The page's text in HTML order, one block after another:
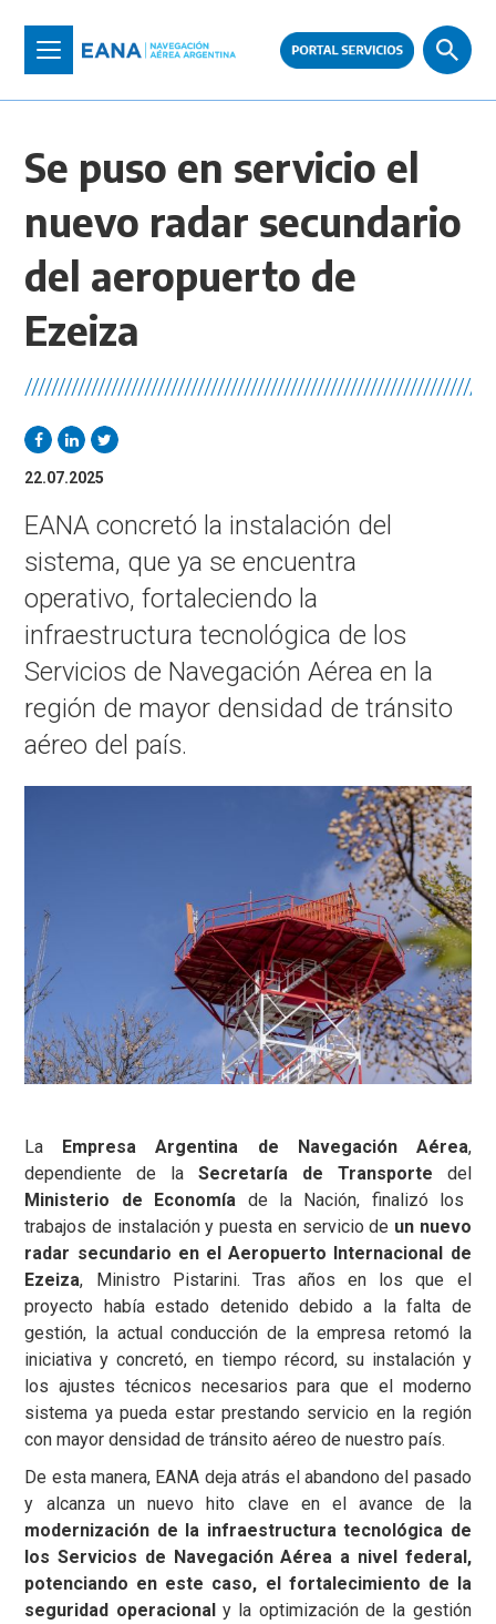
contenido
Toggle
navigation
Se puso en servicio el
nuevo radar secundario
del aeropuerto de
Ezeiza
22.07.2025
EANA concretó la instalación del
sistema, que ya se encuentra
operativo, fortaleciendo la
infraestructura tecnológica de los
Servicios de Navegación Aérea en la
región de mayor densidad de tránsito
aéreo del país.
La Empresa Argentina de Navegación Aérea,
dependiente de la Secretaría de Transporte del
Ministerio de Economía de la Nación, finalizó los
trabajos de instalación y puesta en servicio de un nuevo
radar secundario en el Aeropuerto Internacional de
Ezeiza, Ministro Pistarini. Tras años en los que el
proyecto había estado detenido debido a la falta de
gestión, la actual conducción de la empresa retomó la
iniciativa y concretó, en tiempo récord, su instalación y
los ajustes técnicos necesarios para que el moderno
sistema ya pueda estar prestando servicio en la región
con mayor densidad de tránsito aéreo de nuestro país.
De esta manera, EANA deja atrás el abandono del pasado
y alcanza un nuevo hito clave en el avance de la
modernización de la infraestructura tecnológica de
los Servicios de Navegación Aérea a nivel federal,
potenciando en este caso, el fortalecimiento de la
seguridad operacionaly la optimización de la gestión